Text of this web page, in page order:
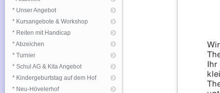
* Unser Angebot
* Kursangebote & Workshop
* Reiten mit Handicap
* Abzeichen
* Turnier
* Schul AG & Kita Angebot
* Kindergeburtstag auf dem Hof
* Neu-Hövelerhof